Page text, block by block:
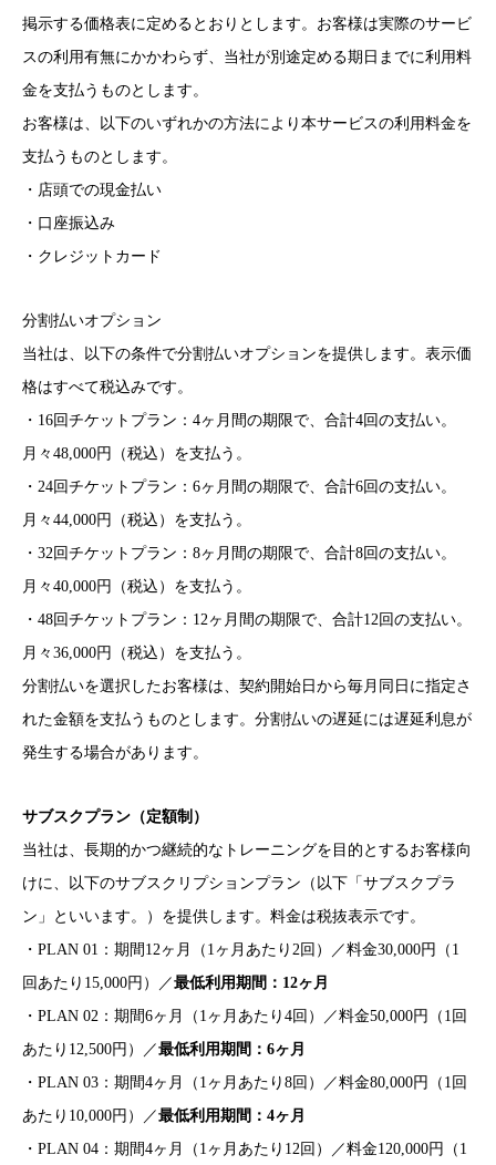
掲示する価格表に定めるとおりとします。お客様は実際のサービ
スの利用有無にかかわらず、当社が別途定める期日までに利用料
金を支払うものとします。
お客様は、以下のいずれかの方法により本サービスの利用料金を
支払うものとします。
・店頭での現金払い
・口座振込み
・クレジットカード
分割払いオプション
当社は、以下の条件で分割払いオプションを提供します。表示価
格はすべて税込みです。
・16回チケットプラン：4ヶ月間の期限で、合計4回の支払い。
月々48,000円（税込）を支払う。
・24回チケットプラン：6ヶ月間の期限で、合計6回の支払い。
月々44,000円（税込）を支払う。
・32回チケットプラン：8ヶ月間の期限で、合計8回の支払い。
月々40,000円（税込）を支払う。
・48回チケットプラン：12ヶ月間の期限で、合計12回の支払い。
月々36,000円（税込）を支払う。
分割払いを選択したお客様は、契約開始日から毎月同日に指定さ
れた金額を支払うものとします。分割払いの遅延には遅延利息が
発生する場合があります。
サブスクプラン（定額制）
当社は、長期的かつ継続的なトレーニングを目的とするお客様向
けに、以下のサブスクリプションプラン（以下「サブスクプラ
ン」といいます。）を提供します。料金は税抜表示です。
・PLAN 01：期間12ヶ月（1ヶ月あたり2回）／料金30,000円（1
回あたり15,000円）／最低利用期間：12ヶ月
・PLAN 02：期間6ヶ月（1ヶ月あたり4回）／料金50,000円（1回
あたり12,500円）／最低利用期間：6ヶ月
・PLAN 03：期間4ヶ月（1ヶ月あたり8回）／料金80,000円（1回
あたり10,000円）／最低利用期間：4ヶ月
・PLAN 04：期間4ヶ月（1ヶ月あたり12回）／料金120,000円（1